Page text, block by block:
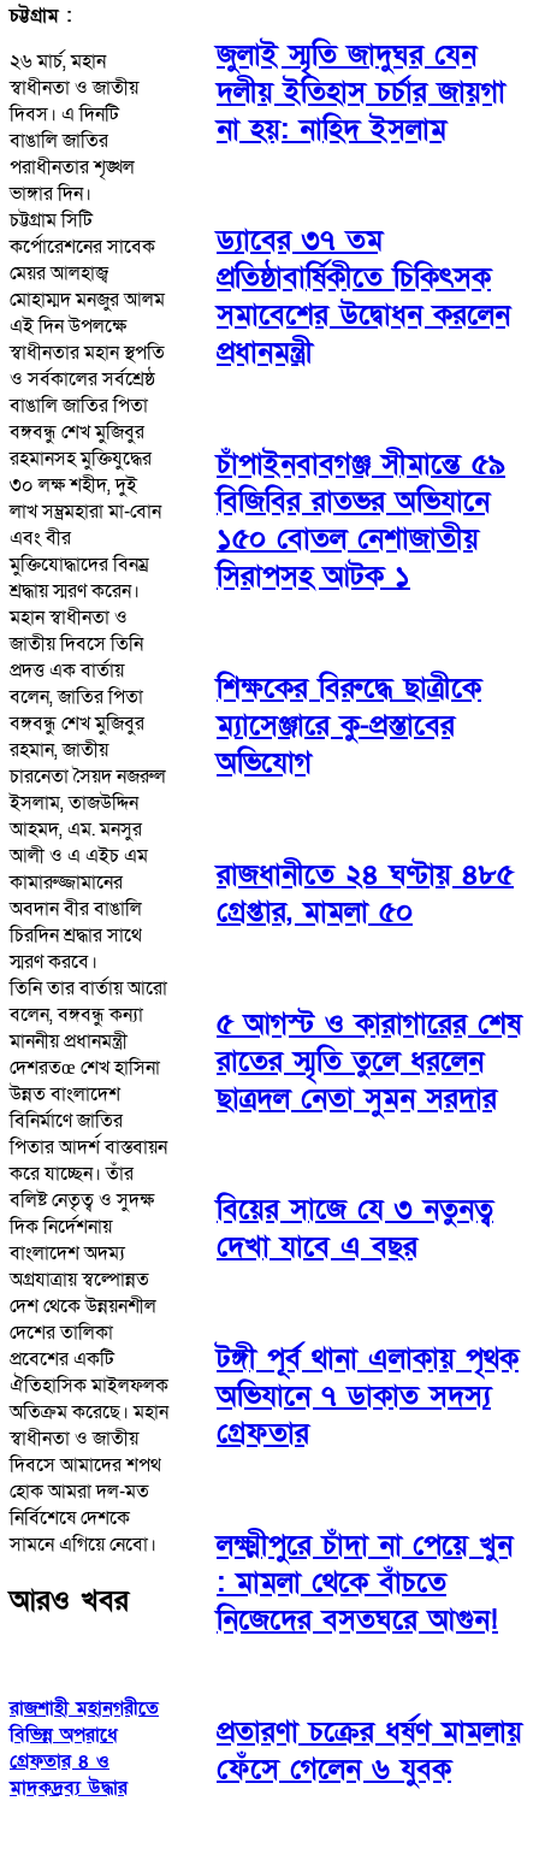
চট্টগ্রাম :
২৬ মার্চ, মহান
স্বাধীনতা ও জাতীয়
দিবস। এ দিনটি
বাঙালি জাতির
পরাধীনতার শৃঙ্খল
ভাঙ্গার দিন।
চট্টগ্রাম সিটি
কর্পোরেশনের সাবেক
মেয়র আলহাজ্ব
মোহাম্মদ মনজুর আলম
এই দিন উপলক্ষে
স্বাধীনতার মহান স্থপতি
ও সর্বকালের সর্বশ্রেষ্ঠ
বাঙালি জাতির পিতা
বঙ্গবন্ধু শেখ মুজিবুর
রহমানসহ মুক্তিযুদ্ধের
৩০ লক্ষ শহীদ, দুই
লাখ সম্ভ্রমহারা মা-বোন
এবং বীর
মুক্তিযোদ্ধাদের বিনম্র
শ্রদ্ধায় স্মরণ করেন।
মহান স্বাধীনতা ও
জাতীয় দিবসে তিনি
প্রদত্ত এক বার্তায়
বলেন, জাতির পিতা
বঙ্গবন্ধু শেখ মুজিবুর
রহমান, জাতীয়
চারনেতা সৈয়দ নজরুল
ইসলাম, তাজউদ্দিন
আহমদ, এম. মনসুর
আলী ও এ এইচ এম
কামারুজ্জামানের
অবদান বীর বাঙালি
চিরদিন শ্রদ্ধার সাথে
স্মরণ করবে।
তিনি তার বার্তায় আরো
বলেন, বঙ্গবন্ধু কন্যা
মাননীয় প্রধানমন্ত্রী
দেশরতœ শেখ হাসিনা
উন্নত বাংলাদেশ
বিনির্মাণে জাতির
পিতার আদর্শ বাস্তবায়ন
করে যাচ্ছেন। তাঁর
বলিষ্ট নেতৃত্ব ও সুদক্ষ
দিক নির্দেশনায়
বাংলাদেশ অদম্য
অগ্রযাত্রায় স্বল্পোন্নত
দেশ থেকে উন্নয়নশীল
দেশের তালিকা
প্রবেশের একটি
ঐতিহাসিক মাইলফলক
অতিক্রম করেছে। মহান
স্বাধীনতা ও জাতীয়
দিবসে আমাদের শপথ
হোক আমরা দল-মত
নির্বিশেষে দেশকে
সামনে এগিয়ে নেবো।
আরও খবর
রাজশাহী মহানগরীতে
বিভিন্ন অপরাধে
গ্রেফতার ৪ ও
মাদকদ্রব্য উদ্ধার
জুলাই স্মৃতি জাদুঘর যেন
দলীয় ইতিহাস চর্চার জায়গা
না হয়: নাহিদ ইসলাম
ড্যাবের ৩৭ তম
প্রতিষ্ঠাবার্ষিকীতে চিকিৎসক
সমাবেশের উদ্বোধন করলেন
প্রধানমন্ত্রী
চাঁপাইনবাবগঞ্জ সীমান্তে ৫৯
বিজিবির রাতভর অভিযানে
১৫০ বোতল নেশাজাতীয়
সিরাপসহ আটক ১
শিক্ষকের বিরুদ্ধে ছাত্রীকে
ম্যাসেঞ্জারে কু-প্রস্তাবের
অভিযোগ
রাজধানীতে ২৪ ঘণ্টায় ৪৮৫
গ্রেপ্তার, মামলা ৫০
৫ আগস্ট ও কারাগারের শেষ
রাতের স্মৃতি তুলে ধরলেন
ছাত্রদল নেতা সুমন সরদার
বিয়ের সাজে যে ৩ নতুনত্ব
দেখা যাবে এ বছর
টঙ্গী পূর্ব থানা এলাকায় পৃথক
অভিযানে ৭ ডাকাত সদস্য
গ্রেফতার
লক্ষ্মীপুরে চাঁদা না পেয়ে খুন
: মামলা থেকে বাঁচতে
নিজেদের বসতঘরে আগুন!
প্রতারণা চক্রের ধর্ষণ মামলায়
ফেঁসে গেলেন ৬ যুবক